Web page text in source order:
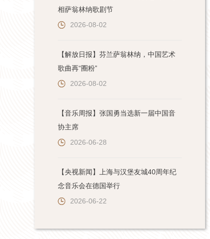
相萨翁林纳歌剧节
2026-08-02
【解放日报】芬兰萨翁林纳，中国艺术
歌曲再“圈粉”
2026-08-02
【音乐周报】张国勇当选新一届中国音
协主席
2026-06-28
【央视新闻】上海与汉堡友城40周年纪
念音乐会在德国举行
2026-06-22